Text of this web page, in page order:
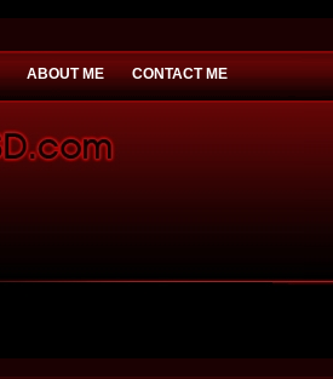
ABOUT ME CONTACT ME